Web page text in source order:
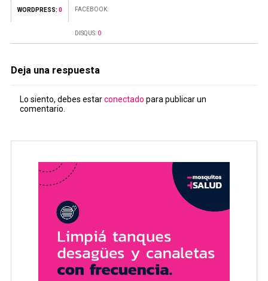
WORDPRESS: 0 FACEBOOK:
DISQUS: 0
Deja una respuesta
Lo siento, debes estarconectado para publicar un
comentario.